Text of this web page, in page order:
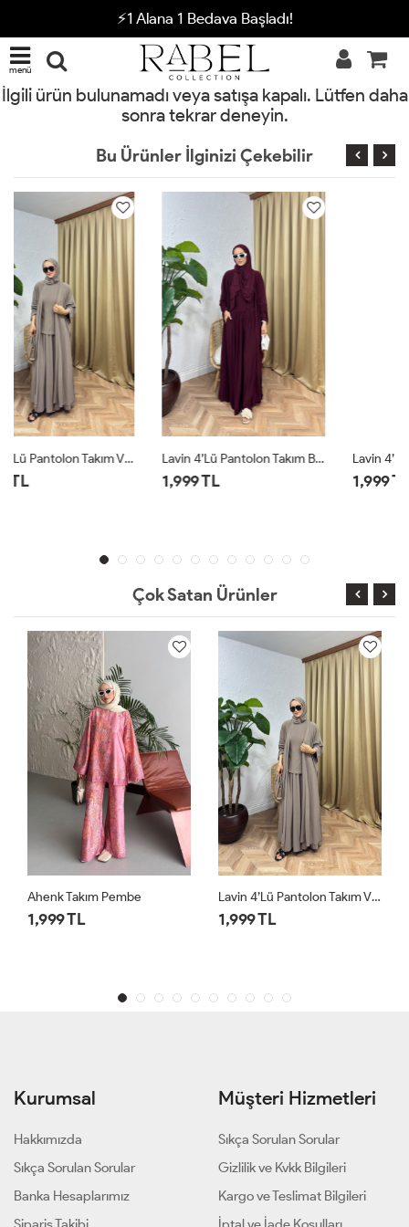
⚡1 Alana 1 Bedava Başladı!
menü
İlgili ürün bulunamadı veya satışa kapalı. Lütfen daha
sonra tekrar deneyin.
Bu Ürünler İlginizi Çekebilir
Lavin 4’lü Pantolon Takım Bordo
1,999 TL
Lavin 4’lü Pantolon Takım Siyah
1,999 TL
Çok Satan Ürünler
1,999 TL
Lavin 4’lü Pantolon Takım Siyah
1,999 TL
Kurumsal
Hakkımızda
Sıkça Sorulan Sorular
Banka Hesaplarımız
Müşteri Hizmetleri
Sıkça Sorulan Sorular
Gizlilik ve Kvkk Bilgileri
Kargo ve Teslimat Bilgileri